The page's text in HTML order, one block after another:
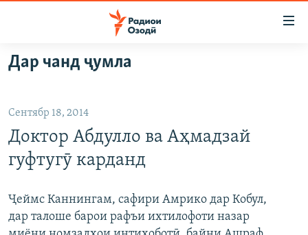
Ҷаҳиш
ба
аслӣ
ба
феҳристи
аслӣ
Ҷаҳиш
ҷустор
ГӮШАҲО
ҚАЗИЯИ "КРОКУС"
ОСИЁИ МАРКАЗӢ
ФАРҲАНГ
РӮЗГОРИ МУҲОҶИР
САЛОМ, ХОҲАР
ТАҲҚИҚОТ
ҶАНГ ДАР УКРАИНА
НАЗАРИ МАРДУМ
Дар чанд ҷумла
Сентябр 18, 2014
Доктор Абдулло ва Аҳмадзай
гуфтугӯ карданд
Ҷеймс Каннингам, сафири Амрико дар Кобул,
дар талоше барои рафъи ихтилофоти назар